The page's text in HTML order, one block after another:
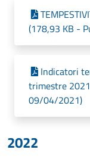
(178,93 KB -
Indicatori
trimestre
09/04/2021)
2022